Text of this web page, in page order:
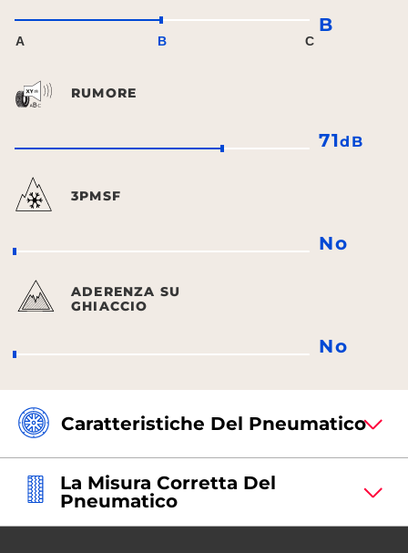
A B C
B
RUMORE
71dB
3PMSF
No
ADERENZA SU
GHIACCIO
No
Caratteristiche Del Pneumatico
La Misura Corretta Del
Pneumatico